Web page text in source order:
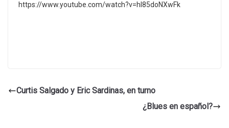
https://www.youtube.com/watch?v=hI85doNXwFk
Curtis Salgado y Eric Sardinas, en turno
¿Blues en español?